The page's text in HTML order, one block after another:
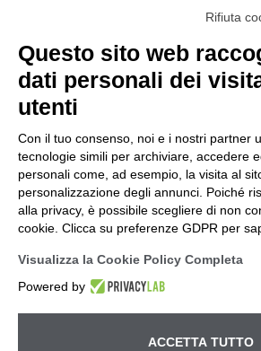
Rifiuta
Questo sito web
dati personali dei
utenti
Con il tuo consenso, noi e i nostri partner
tecnologie simili per archiviare, accedere
personali come, ad esempio, la visita al
personalizzazione degli annunci. Poiché
alla privacy, è possibile scegliere di non
cookie. Clicca su preferenze GDPR per
Visualizza la Cookie Policy Completa
Powered by
ACCETTA TUTTO